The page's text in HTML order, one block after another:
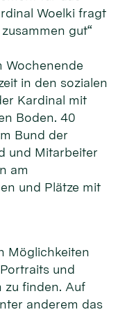
Woelki fragt
gut“
Wochenende
in den sozialen
Kardinal mit
Boden. 40
Bund der
und Mitarbeiter
am
und Plätze mit
Möglichkeiten
und
zu finden. Auf
anderem das